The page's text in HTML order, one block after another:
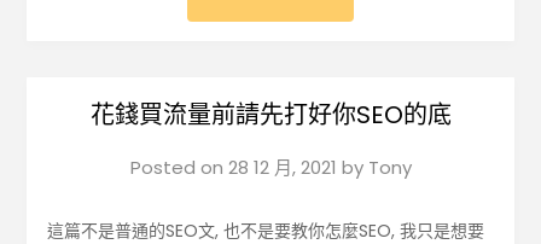
花錢買流量前請先打好你SEO的底
Posted on 28 12 月, 2021 by Tony
這篇不是普通的SEO文, 也不是要教你怎麼SEO, 我只是想要